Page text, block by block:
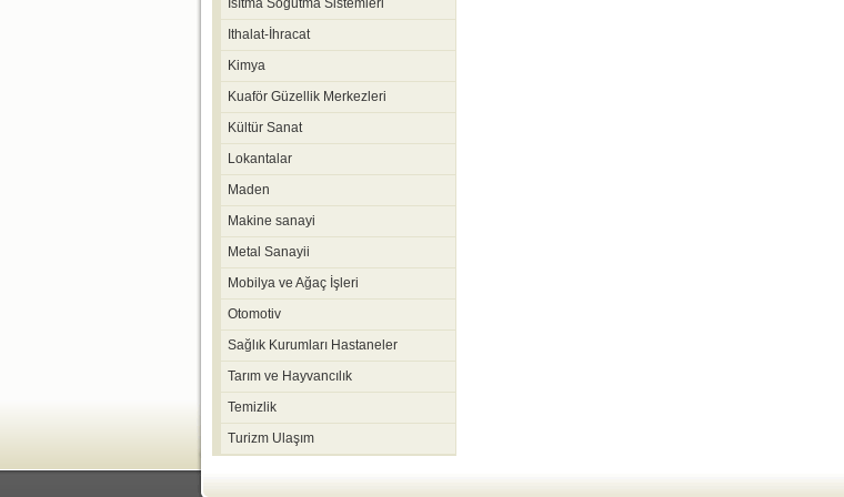
Isıtma Soğutma Sistemleri
Ithalat-İhracat
Kimya
Kuaför Güzellik Merkezleri
Kültür Sanat
Lokantalar
Maden
Makine sanayi
Metal Sanayii
Mobilya ve Ağaç İşleri
Otomotiv
Sağlık Kurumları Hastaneler
Tarım ve Hayvancılık
Temizlik
Turizm Ulaşım